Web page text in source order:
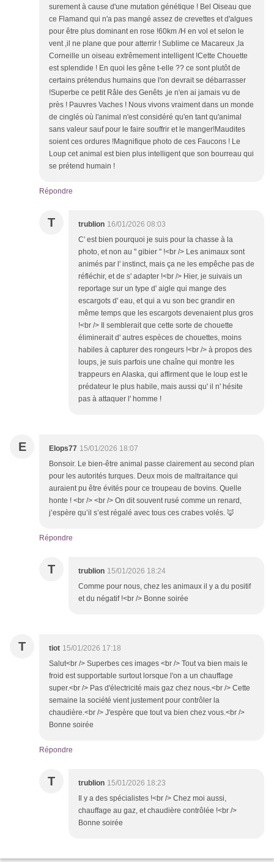
surement à cause d'une mutation génétique ! Bel Oiseau que
ce Flamand qui n'a pas mangé assez de crevettes et d'algues
pour être plus dominant en rose !60km /H en vol et selon le
vent ,il ne plane que pour atterrir ! Sublime ce Macareux ,la
Corneille un oiseau extrêmement intelligent !Cette Chouette
est splendide ! En quoi les gêne t-elle ?? ce sont plutôt de
certains prétendus humains que l'on devrait se débarrasser
!Superbe ce petit Râle des Genêts ,je n'en ai jamais vu de
près ! Pauvres Vaches ! Nous vivons vraiment dans un monde
de cinglés où l'animal n'est considéré qu'en tant qu'animal
sans valeur sauf pour le faire souffrir et le manger!Maudites
soient ces ordures !Magnifique photo de ces Faucons ! Le
Loup cet animal est bien plus intelligent que son bourreau qui
se prétend humain !
Répondre
T trublion 16/01/2026 08:03
C' est bien pourquoi je suis pour la chasse à la
photo, et non au " gibier " !<br /> Les animaux sont
animés par l' instinct, mais ça ne les empêche pas de
réfléchir, et de s' adapter !<br /> Hier, je suivais un
reportage sur un type d' aigle qui mange des
escargots d' eau, et qui a vu son bec grandir en
même temps que les escargots devenaient plus gros
!<br /> Il semblerait que cette sorte de chouette
éliminerait d' autres espèces de chouettes, moins
habiles à capturer des rongeurs !<br /> à propos des
loups, je suis parfois une chaîne qui montre les
trappeurs en Alaska, qui affirment que le loup est le
prédateur le plus habile, mais aussi qu' il n' hésite
pas à attaquer l' homme !
E Elops77 15/01/2026 18:07
Bonsoir. Le bien-être animal passe clairement au second plan
pour les autorités turques. Deux mois de maltraitance qui
auraient pu être évités pour ce troupeau de bovins. Quelle
honte ! <br /> <br /> On dit souvent rusé comme un renard,
j’espère qu’il s’est régalé avec tous ces crabes volés. 🦊
Répondre
T trublion 15/01/2026 18:24
Comme pour nous, chez les animaux il y a du positif
et du négatif !<br /> Bonne soirée
T tiot 15/01/2026 17:18
Salut<br /> Superbes ces images <br /> Tout va bien mais le
froid est supportable surtout lorsque l'on a un chauffage
super.<br /> Pas d'électricité mais gaz chez nous.<br /> Cette
semaine la société vient justement pour contrôler la
chaudière.<br /> J'espère que tout va bien chez vous.<br />
Bonne soirée
Répondre
T trublion 15/01/2026 18:23
Il y a des spécialistes !<br /> Chez moi aussi,
chauffage au gaz, et chaudière contrôlée !<br />
Bonne soirée